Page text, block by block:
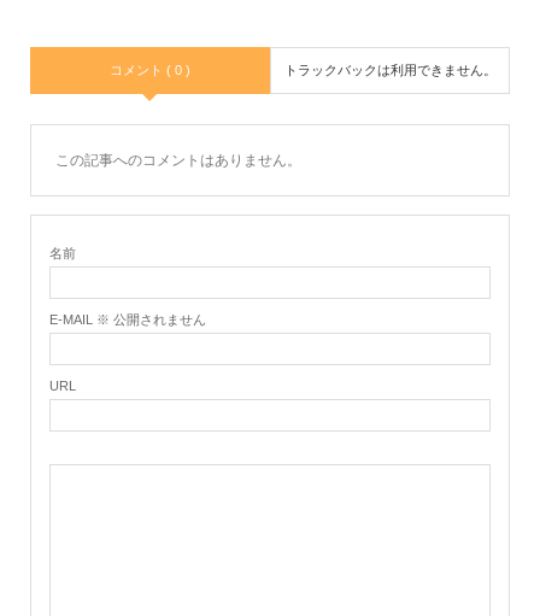
コメント ( 0 ) トラックバックは利用できません。
この記事へのコメントはありません。
名前
E-MAIL ※ 公開されません
URL